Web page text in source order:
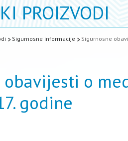
PROIZVODI
Sigurnosne informacije Sigurnosne
obavijesti o
godine